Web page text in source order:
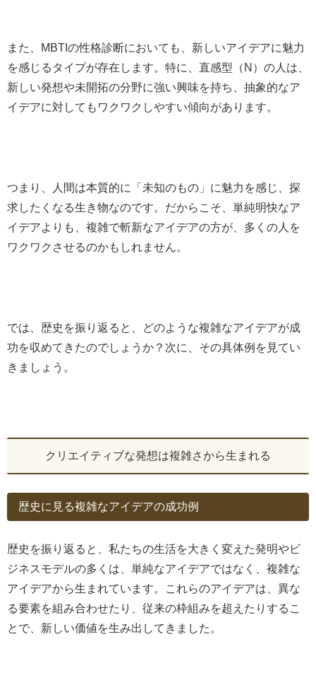
また、MBTIの性格診断においても、新しいアイデアに魅力
を感じるタイプが存在します。特に、直感型（N）の人は、
新しい発想や未開拓の分野に強い興味を持ち、抽象的なア
イデアに対してもワクワクしやすい傾向があります。
つまり、人間は本質的に「未知のもの」に魅力を感じ、探
求したくなる生き物なのです。だからこそ、単純明快なア
イデアよりも、複雑で斬新なアイデアの方が、多くの人を
ワクワクさせるのかもしれません。
では、歴史を振り返ると、どのような複雑なアイデアが成
功を収めてきたのでしょうか？次に、その具体例を見てい
きましょう。
クリエイティブな発想は複雑さから生まれる
歴史に見る複雑なアイデアの成功例
歴史を振り返ると、私たちの生活を大きく変えた発明やビ
ジネスモデルの多くは、単純なアイデアではなく、複雑な
アイデアから生まれています。これらのアイデアは、異な
る要素を組み合わせたり、従来の枠組みを超えたりするこ
とで、新しい価値を生み出してきました。